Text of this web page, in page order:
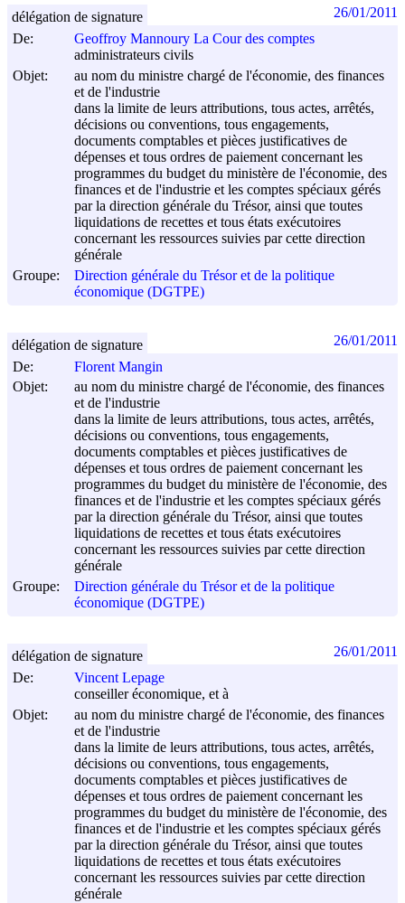
De:
Geoffroy Mannoury La Cour des comptes
administrateurs civils
Objet:
au nom du ministre chargé de l'économie, des finances
et de l'industrie
dans la limite de leurs attributions, tous actes, arrêtés,
décisions ou conventions, tous engagements,
documents comptables et pièces justificatives de
dépenses et tous ordres de paiement concernant les
programmes du budget du ministère de l'économie, des
finances et de l'industrie et les comptes spéciaux gérés
par la direction générale du Trésor, ainsi que toutes
liquidations de recettes et tous états exécutoires
concernant les ressources suivies par cette direction
générale
Groupe:
Direction générale du Trésor et de la politique
économique (DGTPE)
délégation de signature 26/01/2011
De:
Florent Mangin
Objet:
au nom du ministre chargé de l'économie, des finances
et de l'industrie
dans la limite de leurs attributions, tous actes, arrêtés,
décisions ou conventions, tous engagements,
documents comptables et pièces justificatives de
dépenses et tous ordres de paiement concernant les
programmes du budget du ministère de l'économie, des
finances et de l'industrie et les comptes spéciaux gérés
par la direction générale du Trésor, ainsi que toutes
liquidations de recettes et tous états exécutoires
concernant les ressources suivies par cette direction
générale
Groupe:
Direction générale du Trésor et de la politique
économique (DGTPE)
délégation de signature 26/01/2011
De:
Vincent Lepage
conseiller économique, et à
Objet:
au nom du ministre chargé de l'économie, des finances
et de l'industrie
dans la limite de leurs attributions, tous actes, arrêtés,
décisions ou conventions, tous engagements,
documents comptables et pièces justificatives de
dépenses et tous ordres de paiement concernant les
programmes du budget du ministère de l'économie, des
finances et de l'industrie et les comptes spéciaux gérés
par la direction générale du Trésor, ainsi que toutes
liquidations de recettes et tous états exécutoires
concernant les ressources suivies par cette direction
générale
délégation de signature 26/01/2011